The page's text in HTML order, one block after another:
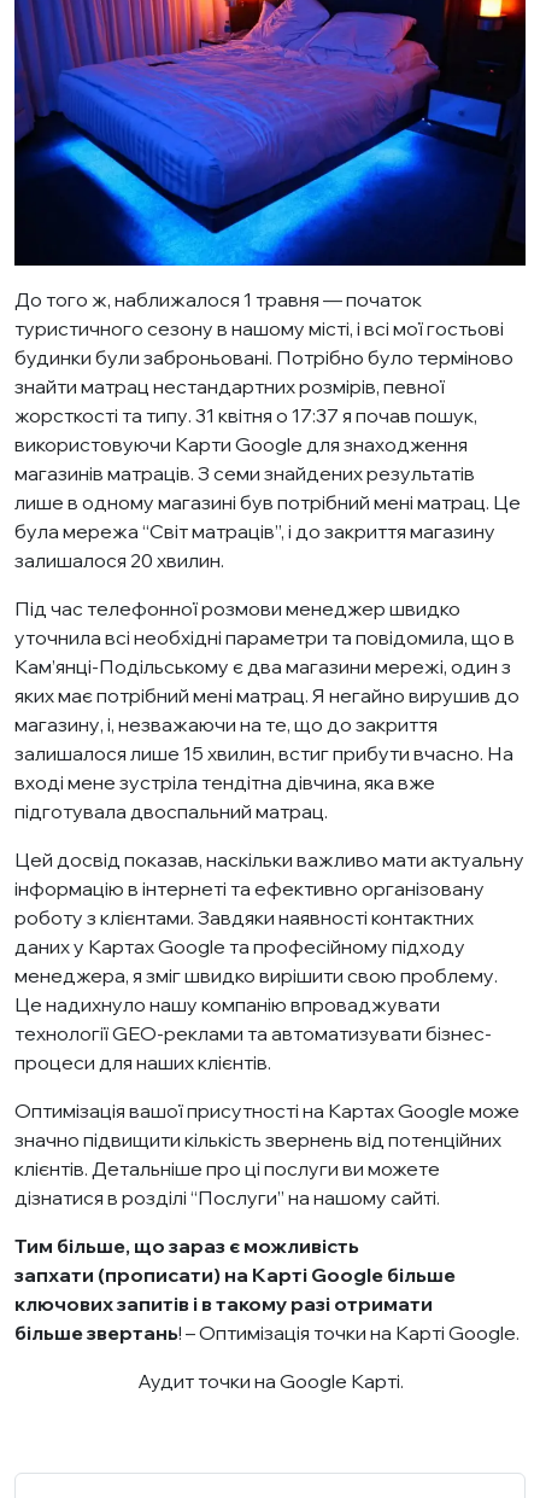
До того ж, наближалося 1 травня — початок
туристичного сезону в нашому місті, і всі мої гостьові
будинки були заброньовані. Потрібно було терміново
знайти матрац нестандартних розмірів, певної
жорсткості та типу. 31 квітня о 17:37 я почав пошук,
використовуючи Карти Google для знаходження
магазинів матраців. З семи знайдених результатів
лише в одному магазині був потрібний мені матрац. Це
була мережа “Світ матраців”, і до закриття магазину
залишалося 20 хвилин.​
Під час телефонної розмови менеджер швидко
уточнила всі необхідні параметри та повідомила, що в
Кам’янці-Подільському є два магазини мережі, один з
яких має потрібний мені матрац. Я негайно вирушив до
магазину, і, незважаючи на те, що до закриття
залишалося лише 15 хвилин, встиг прибути вчасно. На
вході мене зустріла тендітна дівчина, яка вже
підготувала двоспальний матрац.​
Цей досвід показав, наскільки важливо мати актуальну
інформацію в інтернеті та ефективно організовану
роботу з клієнтами. Завдяки наявності контактних
даних у Картах Google та професійному підходу
менеджера, я зміг швидко вирішити свою проблему.
Це надихнуло нашу компанію впроваджувати
технології GEO-реклами та автоматизувати бізнес-
процеси для наших клієнтів.​
Оптимізація вашої присутності на Картах Google може
значно підвищити кількість звернень від потенційних
клієнтів. Детальніше про ці послуги ви можете
дізнатися в розділі “Послуги” на нашому сайті.
Тим більше, що зараз є можливість
запхати (прописати) на Карті Google більше
ключових запитів і в такому разі отримати
більшезвертань! –Оптимізація точки на Карті Google.
Аудит точки на Google Карті.